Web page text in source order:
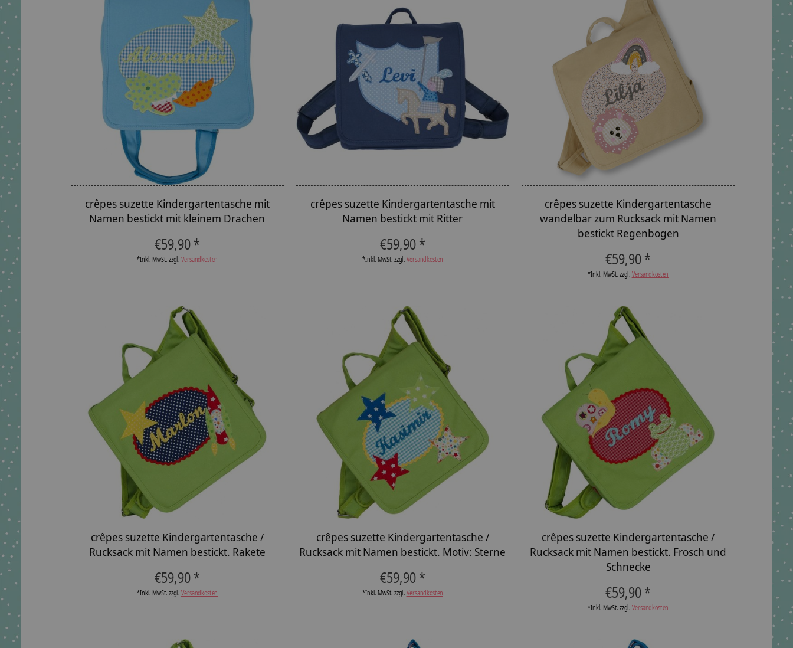
crêpes suzette Kindergartentasche mit
Namen bestickt mit kleinem Drachen
€59,90 *
*Inkl. MwSt. zzgl.Versandkosten
crêpes suzette Kindergartentasche mit
Namen bestickt mit Ritter
€59,90 *
*Inkl. MwSt. zzgl.Versandkosten
crêpes suzette Kindergartentasche
wandelbar zum Rucksack mit Namen
bestickt Regenbogen
€59,90 *
*Inkl. MwSt. zzgl.Versandkosten
crêpes suzette Kindergartentasche /
Rucksack mit Namen bestickt. Rakete
€59,90 *
*Inkl. MwSt. zzgl.Versandkosten
crêpes suzette Kindergartentasche /
Rucksack mit Namen bestickt. Motiv: Sterne
€59,90 *
*Inkl. MwSt. zzgl.Versandkosten
crêpes suzette Kindergartentasche /
Rucksack mit Namen bestickt. Frosch und
Schnecke
€59,90 *
*Inkl. MwSt. zzgl.Versandkosten